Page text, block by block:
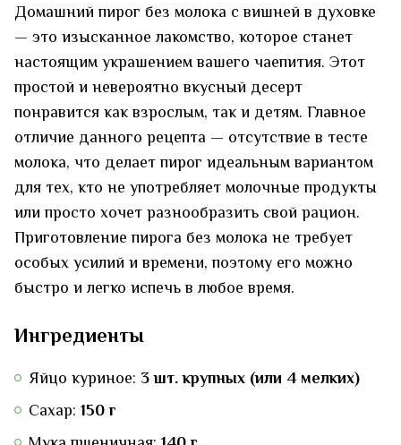
Домашний пирог без молока с вишней в духовке
— это изысканное лакомство, которое станет
настоящим украшением вашего чаепития. Этот
простой и невероятно вкусный десерт
понравится как взрослым, так и детям. Главное
отличие данного рецепта — отсутствие в тесте
молока, что делает пирог идеальным вариантом
для тех, кто не употребляет молочные продукты
или просто хочет разнообразить свой рацион.
Приготовление пирога без молока не требует
особых усилий и времени, поэтому его можно
быстро и легко испечь в любое время.
Ингредиенты
Яйцо куриное: 3 шт. крупных (или 4 мелких)
Сахар: 150 г